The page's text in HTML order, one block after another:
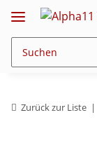
Zurück zur Liste